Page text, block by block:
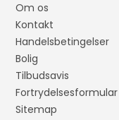
Om os
Kontakt
Handelsbetingelser
Bolig
Tilbudsavis
Fortrydelsesformular
Sitemap